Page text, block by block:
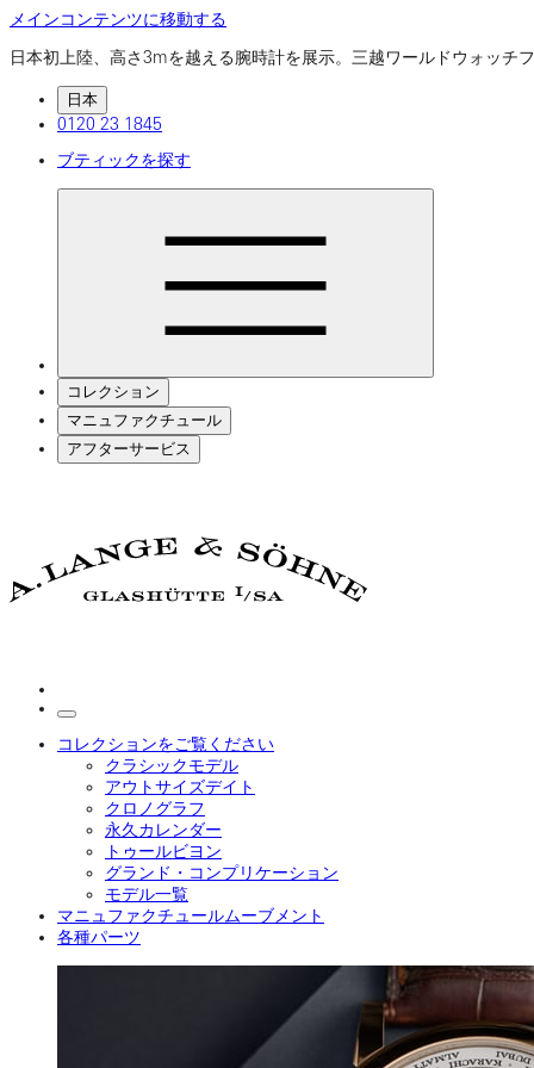
メインコンテンツに移動する
日本初上陸、高さ3mを越える腕時計を展示。三越ワールドウォッ
日本
0120 23 1845
ブティックを探す
コレクション
マニュファクチュール
アフターサービス
コレクションをご覧ください
クラシックモデル
アウトサイズデイト
クロノグラフ
永久カレンダー
トゥールビヨン
グランド・コンプリケーション
モデル一覧
マニュファクチュールムーブメント
各種パーツ